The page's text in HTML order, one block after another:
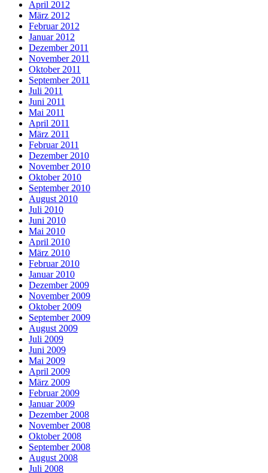
April 2012
März 2012
Februar 2012
Januar 2012
Dezember 2011
November 2011
Oktober 2011
September 2011
Juli 2011
Juni 2011
Mai 2011
April 2011
März 2011
Februar 2011
Dezember 2010
November 2010
Oktober 2010
September 2010
August 2010
Juli 2010
Juni 2010
Mai 2010
April 2010
März 2010
Februar 2010
Januar 2010
Dezember 2009
November 2009
Oktober 2009
September 2009
August 2009
Juli 2009
Juni 2009
Mai 2009
April 2009
März 2009
Februar 2009
Januar 2009
Dezember 2008
November 2008
Oktober 2008
September 2008
August 2008
Juli 2008